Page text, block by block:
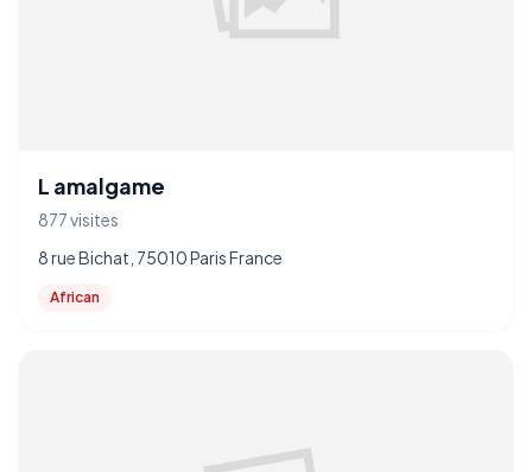
L amalgame
877 visites
8 rue Bichat, 75010 Paris France
African